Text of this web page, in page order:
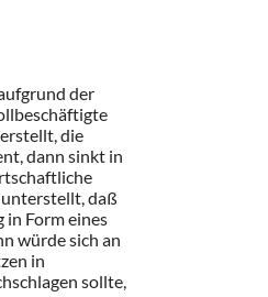
der
die
dann sinkt in
daß
Form eines
würde sich an
in
sollte,